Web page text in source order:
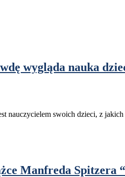
wygląda nauka
nauczycielem swoich dzieci, z
Manfreda Spitzera